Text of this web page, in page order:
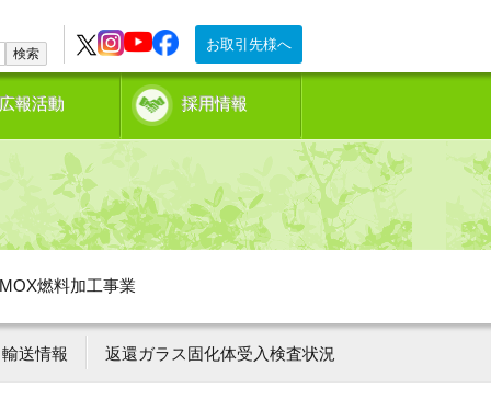
お取引先様へ
検索
報活動 採用情報
燃料加工事業
輸送情報 返還ガラス固化体受入検査状況